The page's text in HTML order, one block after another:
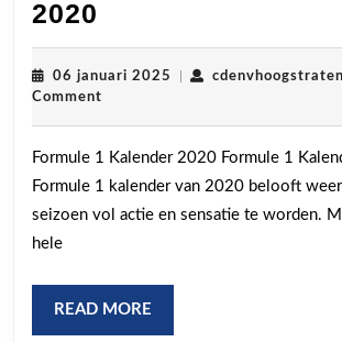
2020
de
Spannende
Races
op
de
Formule
2020
06 januari 2025 06
cdenvhoogstraten
Comment
Formule 1 Kalender 2020 Formule 1
Formule 1 kalender van 2020 belooft weer
seizoen vol actie en sensatie te worden.
hele
READ MORE
MORE